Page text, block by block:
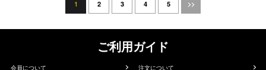
1 2 3 4 5 >>
ご利用ガイド
会員について 注文について